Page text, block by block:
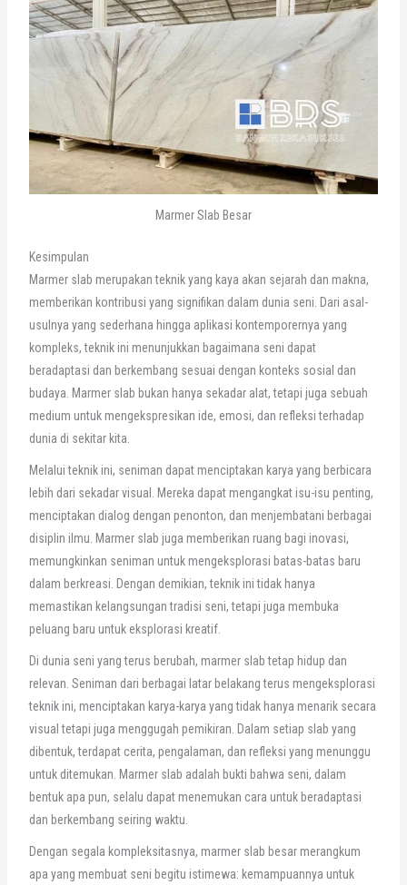
Marmer Slab Besar
Kesimpulan
Marmer slab merupakan teknik yang kaya akan sejarah dan makna,
memberikan kontribusi yang signifikan dalam dunia seni. Dari asal-
usulnya yang sederhana hingga aplikasi kontemporernya yang
kompleks, teknik ini menunjukkan bagaimana seni dapat
beradaptasi dan berkembang sesuai dengan konteks sosial dan
budaya. Marmer slab bukan hanya sekadar alat, tetapi juga sebuah
medium untuk mengekspresikan ide, emosi, dan refleksi terhadap
dunia di sekitar kita.
Melalui teknik ini, seniman dapat menciptakan karya yang berbicara
lebih dari sekadar visual. Mereka dapat mengangkat isu-isu penting,
menciptakan dialog dengan penonton, dan menjembatani berbagai
disiplin ilmu. Marmer slab juga memberikan ruang bagi inovasi,
memungkinkan seniman untuk mengeksplorasi batas-batas baru
dalam berkreasi. Dengan demikian, teknik ini tidak hanya
memastikan kelangsungan tradisi seni, tetapi juga membuka
peluang baru untuk eksplorasi kreatif.
Di dunia seni yang terus berubah, marmer slab tetap hidup dan
relevan. Seniman dari berbagai latar belakang terus mengeksplorasi
teknik ini, menciptakan karya-karya yang tidak hanya menarik secara
visual tetapi juga menggugah pemikiran. Dalam setiap slab yang
dibentuk, terdapat cerita, pengalaman, dan refleksi yang menunggu
untuk ditemukan. Marmer slab adalah bukti bahwa seni, dalam
bentuk apa pun, selalu dapat menemukan cara untuk beradaptasi
dan berkembang seiring waktu.
Dengan segala kompleksitasnya, marmer slab besar merangkum
apa yang membuat seni begitu istimewa: kemampuannya untuk